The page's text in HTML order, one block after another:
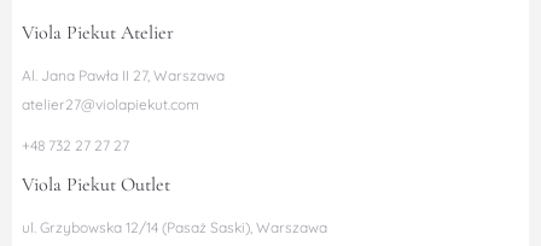
Viola Piekut Atelier
Al. Jana Pawła II 27, Warszawa
atelier27@violapiekut.com
+48 732 27 27 27
Viola Piekut Outlet
ul. Grzybowska 12/14 (Pasaż Saski), Warszawa